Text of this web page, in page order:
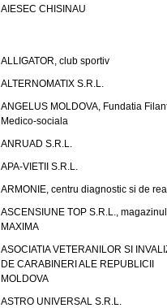
AIESEC CHISINAU
ALLIGATOR, club sportiv
ALTERNOMATIX S.R.L.
ANGELUS MOLDOVA, Fundatia
Medico-sociala
ANRUAD S.R.L.
APA-VIETII S.R.L.
ARMONIE, centru diagnostic si de
ASCENSIUNE TOP S.R.L., magazinul
MAXIMA
ASOCIATIA VETERANILOR SI
DE CARABINERI ALE REPUBLICII
MOLDOVA
ASTRO UNIVERSAL S.R.L.